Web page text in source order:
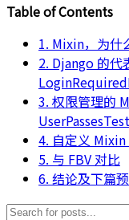
Table of Contents
1. Mixin，为什
2. Django 的代
3. 权限管理的
4. 自定义
5. 与 FBV 对比
6. 结论及下篇